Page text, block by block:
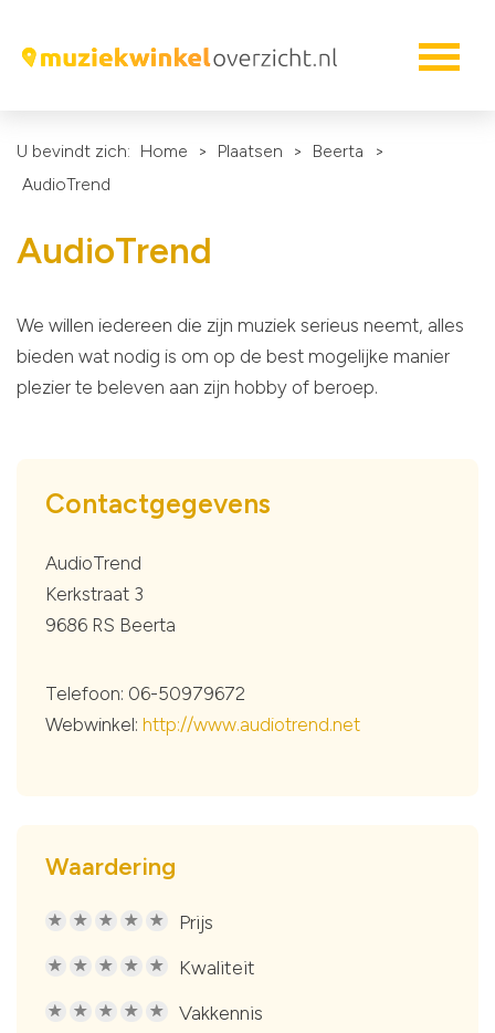
U bevindt zich: Home > Plaatsen > Beerta
>
AudioTrend
AudioTrend
We willen iedereen die zijn muziek serieus neemt, alles
bieden wat nodig is om op de best mogelijke manier
plezier te beleven aan zijn hobby of beroep.
Contactgegevens
AudioTrend
Kerkstraat 3
9686 RS Beerta
Telefoon: 06-50979672
Webwinkel: http://www.audiotrend.net
Waardering
R R R R R Prijs
R R R R R Kwaliteit
R R R R R Vakkennis